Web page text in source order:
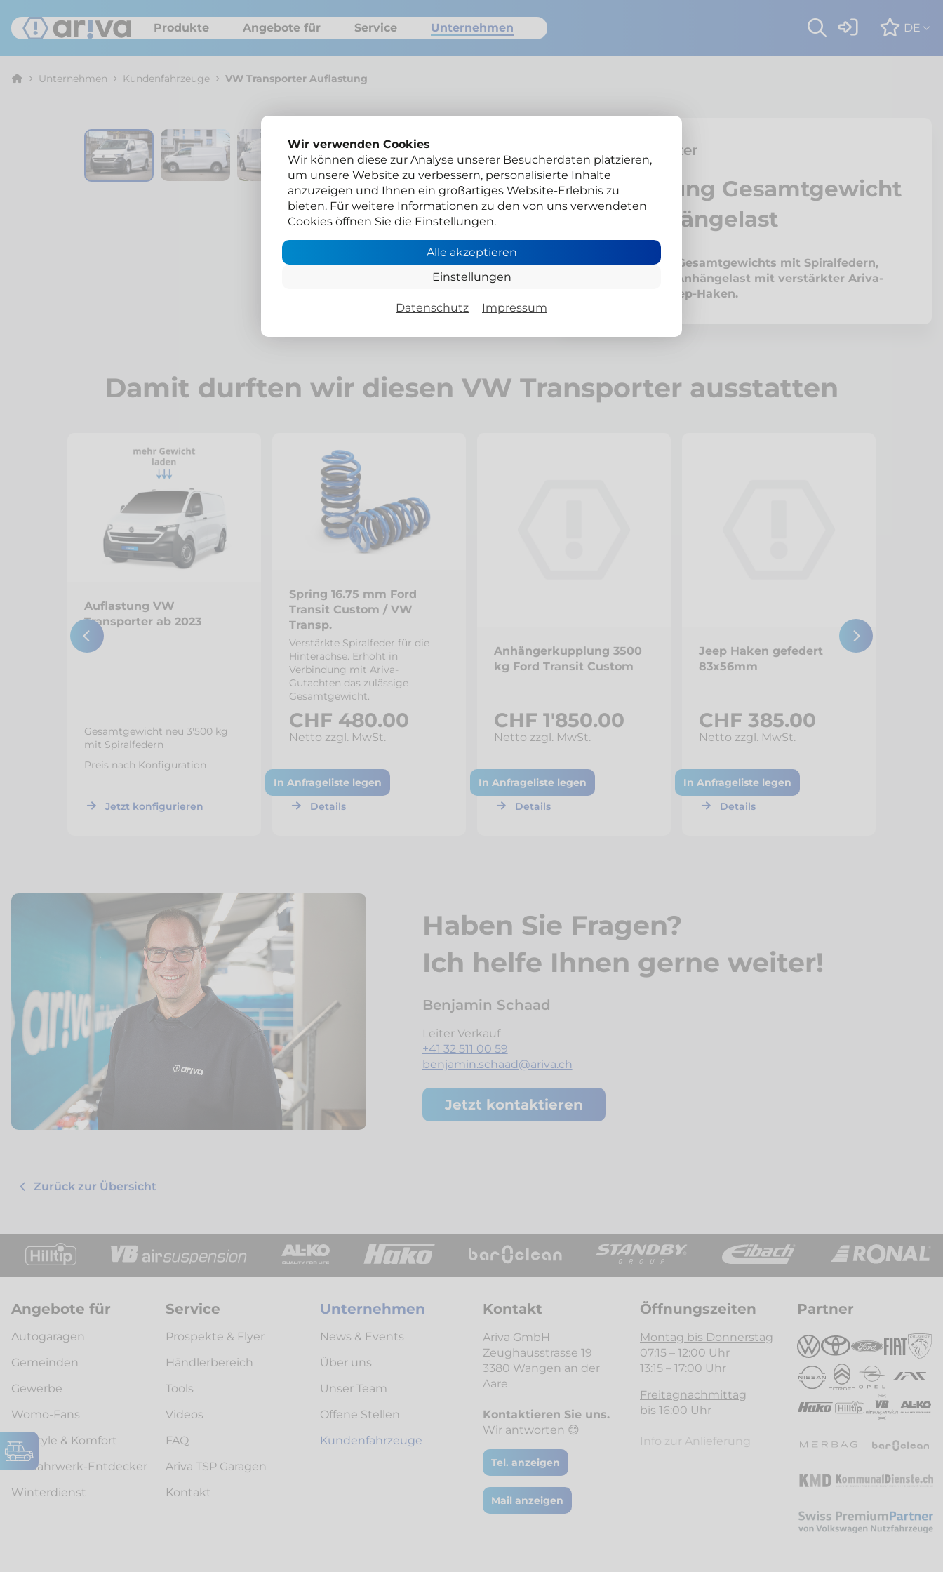
Produkte Angebote für Service Unternehmen DE
Unternehmen Kunden­fahrzeuge VW Transporter Auflastung
VW Transporter
Aufllastung Gesamtgewicht
und Anhängelast
Auflastung des Gesamtgewichts mit Spiralfedern,
Auflastung der Anhängelast mit verstärkter Ariva-
Traverse und Jeep-Haken.
Damit durften wir diesen VW Transporter ausstatten
Auflastung VW
Transporter ab 2023
Gesamtgewicht neu 3'500 kg
mit Spiralfedern
Preis nach Konfiguration
Jetzt konfigurieren
Spring 16.75 mm Ford
Transit Custom / VW
Transp.
Verstärkte Spiralfeder für die
Hinterachse. Erhöht in
Verbindung mit Ariva-
Gutachten das zulässige
Gesamtgewicht.
CHF 480.00
Netto zzgl. MwSt.
In Anfrageliste legen
Details
Anhängerkupplung 3500
kg Ford Transit Custom
CHF 1'850.00
Netto zzgl. MwSt.
In Anfrageliste legen
Details
Jeep Haken gefedert
83x56mm
CHF 385.00
Netto zzgl. MwSt.
In Anfrageliste legen
Details
Haben Sie Fragen?
Ich helfe Ihnen gerne weiter!
Benjamin Schaad
Leiter Verkauf
+41 32 511 00 59
benjamin.schaad@ariva.ch
Jetzt kontaktieren
Zurück zur Übersicht
Angebote für
Autogaragen
Gemeinden
Gewerbe
Womo-Fans
Lifestyle & Komfort
Luftfahrwerk-Entdecker
Winterdienst
Service
Prospekte & Flyer
Händlerbereich
Tools
Videos
FAQ
Ariva TSP Garagen
Kontakt
Unternehmen
News & Events
Über uns
Unser Team
Offene Stellen
Kunden­fahrzeuge
Kontakt
Ariva GmbH
Zeughausstrasse 19
3380 Wangen an der
Aare
Kontaktieren Sie uns.
Wir antworten 😊
Tel. anzeigen
Mail anzeigen
Öffnungszeiten
Montag bis Donnerstag
07:15 – 12:00 Uhr
13:15 – 17:00 Uhr
Freitagnachmittag
bis 16:00 Uhr
Info zur Anlieferung
Partner
Wir verwenden Cookies
Wir können diese zur Analyse unserer Besucherdaten platzieren,
um unsere Website zu verbessern, personalisierte Inhalte
anzuzeigen und Ihnen ein großartiges Website-Erlebnis zu
bieten. Für weitere Informationen zu den von uns verwendeten
Cookies öffnen Sie die Einstellungen.
Alle akzeptieren
Einstellungen
Datenschutz Impressum